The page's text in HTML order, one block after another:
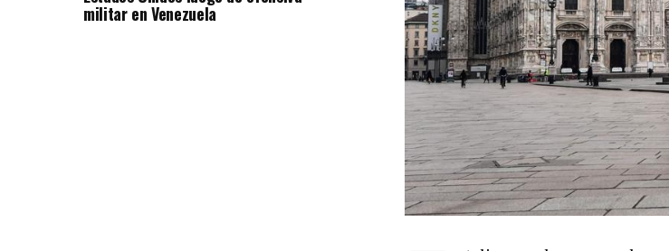
militar en Venezuela